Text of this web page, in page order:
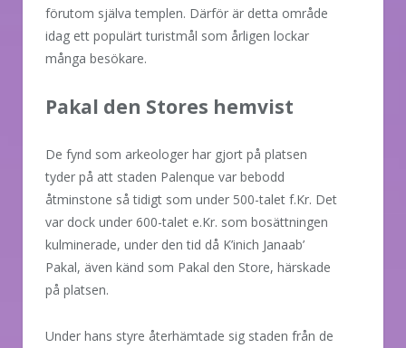
förutom själva templen. Därför är detta område
idag ett populärt turistmål som årligen lockar
många besökare.
Pakal den Stores hemvist
De fynd som arkeologer har gjort på platsen
tyder på att staden Palenque var bebodd
åtminstone så tidigt som under 500-talet f.Kr. Det
var dock under 600-talet e.Kr. som bosättningen
kulminerade, under den tid då K’inich Janaab’
Pakal, även känd som Pakal den Store, härskade
på platsen.
Under hans styre återhämtade sig staden från de